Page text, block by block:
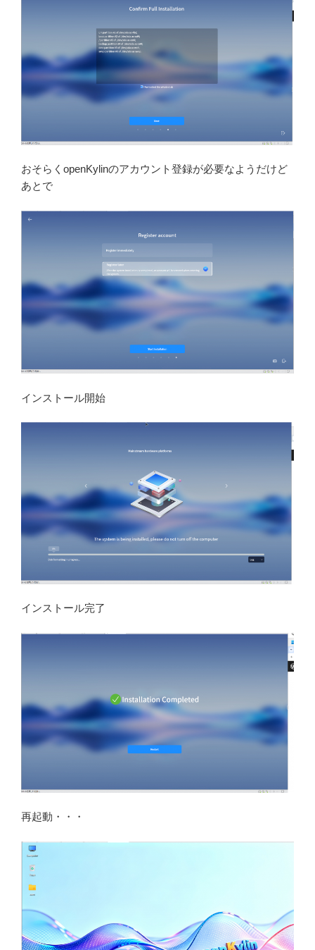
おそらくopenKylinのアカウント登録が必要なようだけど
あとで
インストール開始
インストール完了
再起動・・・